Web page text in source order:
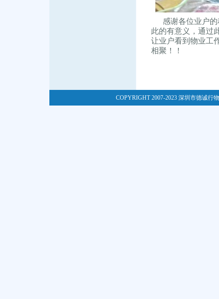
感谢各位业户的
此的有意义，通过
让业户看到物业工
相聚！！
COPYRIGHT 2007-2023 深圳市德诚